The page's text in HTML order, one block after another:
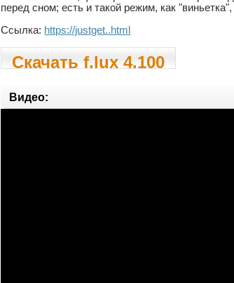
перед сном; есть и такой режим, как
Ссылка: https://justget..html
Скачать f.lux 4.100
Видео: